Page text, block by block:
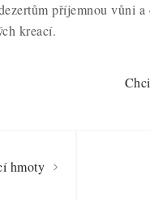
příjemnou vůni
kreací.
hmoty